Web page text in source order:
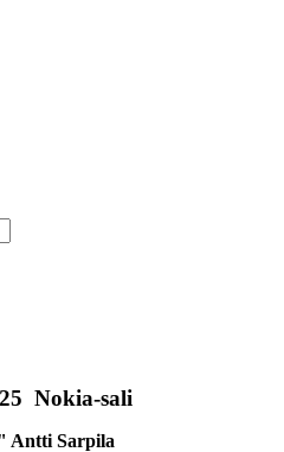
Nokia-sali
Antti Sarpila